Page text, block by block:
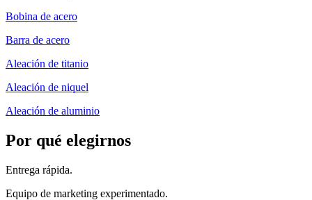
Bobina de acero
Barra de acero
Aleación de titanio
Aleación de niquel
Aleación de aluminio
Por qué elegirnos
Entrega rápida.
Equipo de marketing experimentado.